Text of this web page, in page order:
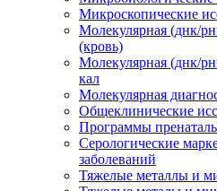
Микроскопические
Молекулярная (днк/
(кровь)
Молекулярная (днк/
кал
Молекулярная
Общеклинические
Программы
Серологические
заболеваний
Тяжелые металлы и